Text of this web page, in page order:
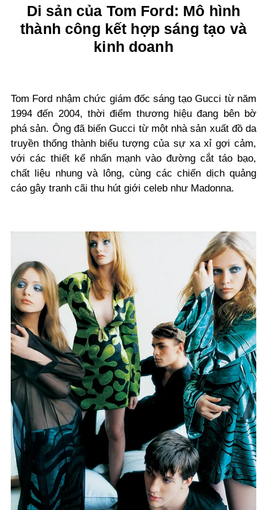
Di sản của Tom Ford: Mô hình
thành công kết hợp sáng tạo và
kinh doanh
Tom Ford nhậm chức giám đốc sáng tạo Gucci từ năm
1994 đến 2004, thời điểm thương hiệu đang bên bờ
phá sản. Ông đã biến Gucci từ một nhà sản xuất đồ da
truyền thống thành biểu tượng của sự xa xỉ gợi cảm,
với các thiết kế nhấn mạnh vào đường cắt táo bạo,
chất liệu nhung và lông, cùng các chiến dịch quảng
cáo gây tranh cãi thu hút giới celeb như Madonna.